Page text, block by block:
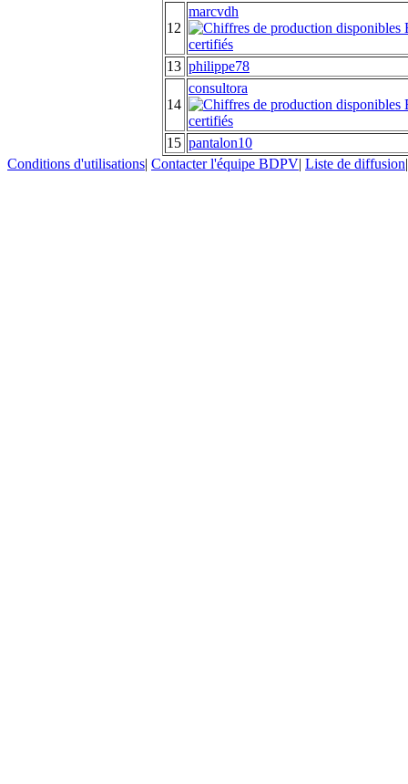
12
marcvdh
13 philippe78
14
consultora
15 pantalon10
Conditions d'utilisations| Contacter l'équipe BDPV| Liste de diffusion